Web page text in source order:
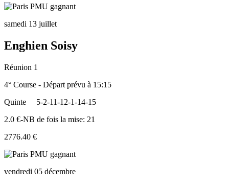
samedi 13 juillet
Enghien Soisy
Réunion 1
4° Course - Départ prévu à 15:15
Quinte
5-2-11-12-1-14-15
2.0 €-NB de fois la mise: 21
2776.40 €
vendredi 05 décembre